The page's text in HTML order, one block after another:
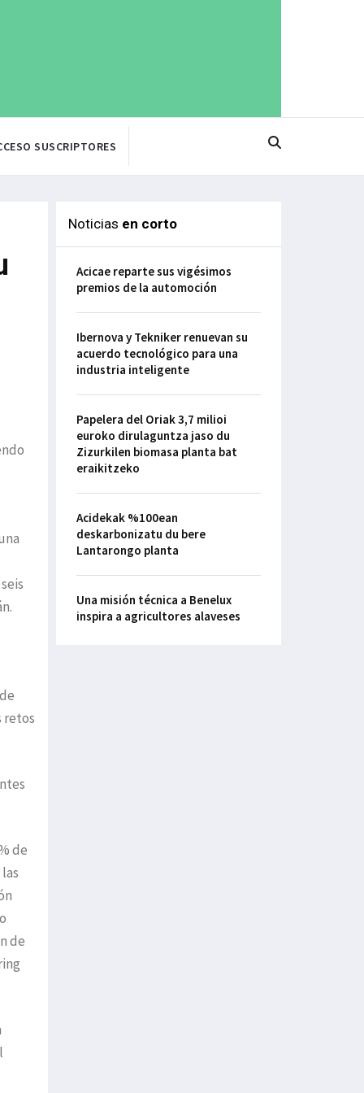
SUSCRIPTORES
retos
de
de
Noticias en corto
Acicae reparte sus vigésimos
premios de la automoción
Ibernova y Tekniker renuevan su
acuerdo tecnológico para una
industria inteligente
Papelera del Oriak 3,7 milioi
euroko dirulaguntza jaso du
Zizurkilen biomasa planta bat
eraikitzeko
Acidekak %100ean
deskarbonizatu du bere
Lantarongo planta
Una misión técnica a Benelux
inspira a agricultores alaveses